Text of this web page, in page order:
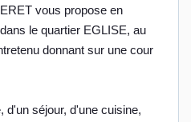
vous propose en
le quartier EGLISE, au
donnant sur une cour
d'un séjour, d'une cuisine,